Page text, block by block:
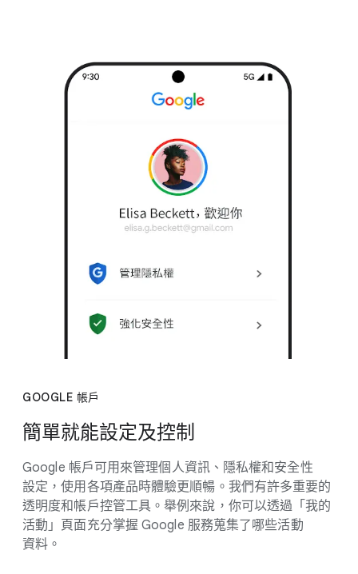
GOOGLE 帳戶
簡單​就​能​設定​及​控制
Google 帳戶​可用來​管理​個人​資訊、​隱私權​和​安全性​
設定，​使用​各​項​產品​時​體驗​更​順暢。​我們​有​許多​重要​的​
透明​度​和​帳戶​控管​工具。​舉例來​說，​你​可以​透過​「我​的​
活動」​頁面​充分​掌握 Google 服務​蒐集​了​哪些​活動​
資料。